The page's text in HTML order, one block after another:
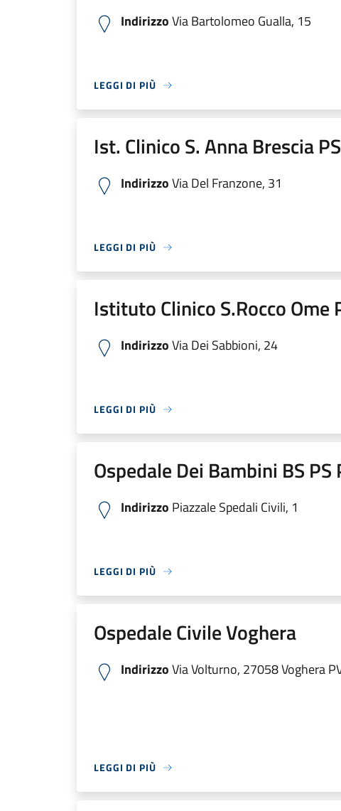
IndirizzoVia Bartolomeo Gualla, 15
LEGGI DI PIÙ
Ist. Clinico S. Anna Brescia
IndirizzoVia Del Franzone, 31
LEGGI DI PIÙ
Istituto Clinico S.Rocco Ome
IndirizzoVia Dei Sabbioni, 24
LEGGI DI PIÙ
Ospedale Dei Bambini BS
Indirizzo Piazzale Spedali Civili, 1
LEGGI DI PIÙ
Ospedale Civile Voghera
IndirizzoVia Volturno, 27058 Voghera
LEGGI DI PIÙ